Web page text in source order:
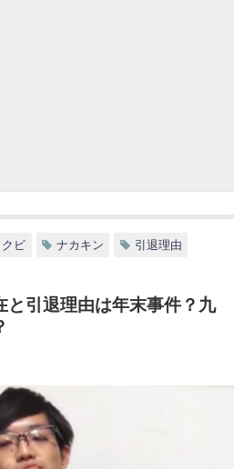
クビ ナカキン 引退理由
と引退理由は年末事件？九